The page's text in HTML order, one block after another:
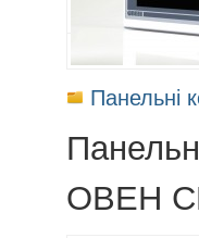
Панельні
ОВЕН